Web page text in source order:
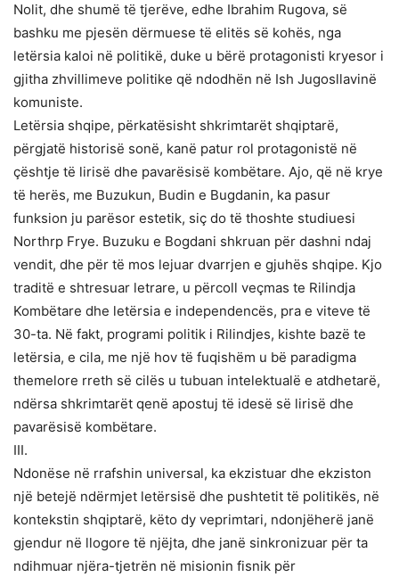
Nolit, dhe shumë të tjerëve, edhe Ibrahim Rugova, së
bashku me pjesën dërmuese të elitës së kohës, nga
letërsia kaloi në politikë, duke u bërë protagonisti kryesor i
gjitha zhvillimeve politike që ndodhën në Ish Jugosllavinë
komuniste.
Letërsia shqipe, përkatësisht shkrimtarët shqiptarë,
përgjatë historisë sonë, kanë patur rol protagonistë në
çështje të lirisë dhe pavarësisë kombëtare. Ajo, që në krye
të herës, me Buzukun, Budin e Bugdanin, ka pasur
funksion ju parësor estetik, siç do të thoshte studiuesi
Northrp Frye. Buzuku e Bogdani shkruan për dashni ndaj
vendit, dhe për të mos lejuar dvarrjen e gjuhës shqipe. Kjo
traditë e shtresuar letrare, u përcoll veçmas te Rilindja
Kombëtare dhe letërsia e independencës, pra e viteve të
30-ta. Në fakt, programi politik i Rilindjes, kishte bazë te
letërsia, e cila, me një hov të fuqishëm u bë paradigma
themelore rreth së cilës u tubuan intelektualë e atdhetarë,
ndërsa shkrimtarët qenë apostuj të idesë së lirisë dhe
pavarësisë kombëtare.
III.
Ndonëse në rrafshin universal, ka ekzistuar dhe ekziston
një betejë ndërmjet letërsisë dhe pushtetit të politikës, në
kontekstin shqiptarë, këto dy veprimtari, ndonjëherë janë
gjendur në llogore të njëjta, dhe janë sinkronizuar për ta
ndihmuar njëra-tjetrën në misionin fisnik për